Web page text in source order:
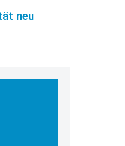
neu